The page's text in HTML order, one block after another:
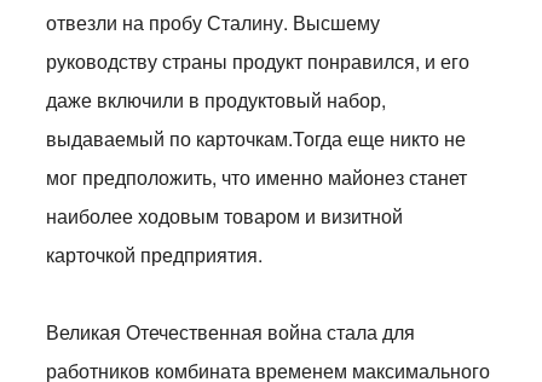
отвезли на пробу Сталину. Высшему
руководству страны продукт понравился, и его
даже включили в продуктовый набор,
выдаваемый по карточкам.Тогда еще никто не
мог предположить, что именно майонез станет
наиболее ходовым товаром и визитной
карточкой предприятия.
Великая Отечественная война стала для
работников комбината временем максимального